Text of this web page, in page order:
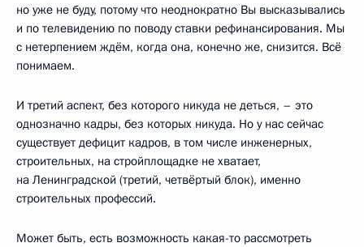
но уже не буду, потому что неоднократно Вы высказывались
и по телевидению по поводу ставки рефинансирования. Мы
с нетерпением ждём, когда она, конечно же, снизится. Всё
понимаем.
И третий аспект, без которого никуда не деться, – это
однозначно кадры, без которых никуда. Но у нас сейчас
существует дефицит кадров, в том числе инженерных,
строительных, на стройплощадке не хватает,
на Ленинградской (третий, четвёртый блок), именно
строительных профессий.
Может быть, есть возможность какая-то рассмотреть